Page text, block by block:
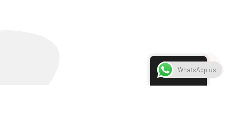
French
WhatsApp us